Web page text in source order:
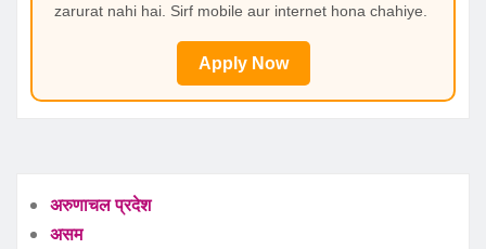
zarurat nahi hai. Sirf mobile aur internet hona chahiye.
Apply Now
अरुणाचल प्रदेश
असम